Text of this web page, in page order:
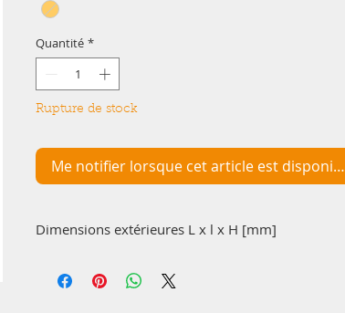
Quantité *
Rupture de stock
Me notifier lorsque cet article est disponible
Dimensions extérieures L x l x H [mm]